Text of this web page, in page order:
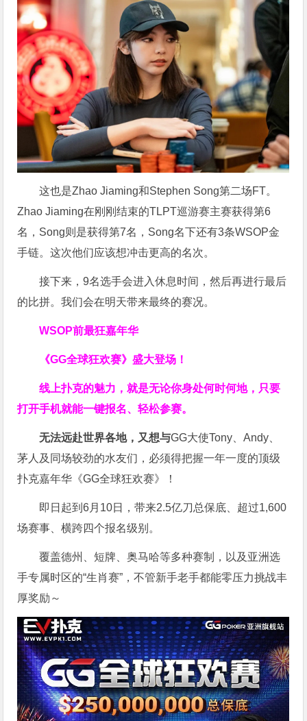
这也是Zhao Jiaming和Stephen Song第二场FT。
Zhao Jiaming在刚刚结束的TLPT巡游赛主赛获得第6
名，Song则是获得第7名， Song名下还有3条WSOP金
手链。这次他们应该想冲击更高的名次。
接下来，9名选手会进入休息时间，然后再进行最后
的比拼。我们会在明天带来最终的赛况。
WSOP前最狂嘉年华
《GG全球狂欢赛》盛大登场！
线上扑克的魅力，就是无论你身处何时何地，只要
打开手机就能一键报名、轻松参赛。
无法远赴世界各地，又想与GG大使Tony、Andy、
茅人及同场较劲的水友们，必须得把握一年一度的顶级
扑克嘉年华《GG全球狂欢赛》！
即日起到6月10日，带来2.5亿刀总保底、超过1,600
场赛事、横跨四个报名级别。
覆盖德州、短牌、奥马哈等多种赛制，以及亚洲选
手专属时区的“生肖赛”，不管新手老手都能零压力挑战丰
厚奖励～